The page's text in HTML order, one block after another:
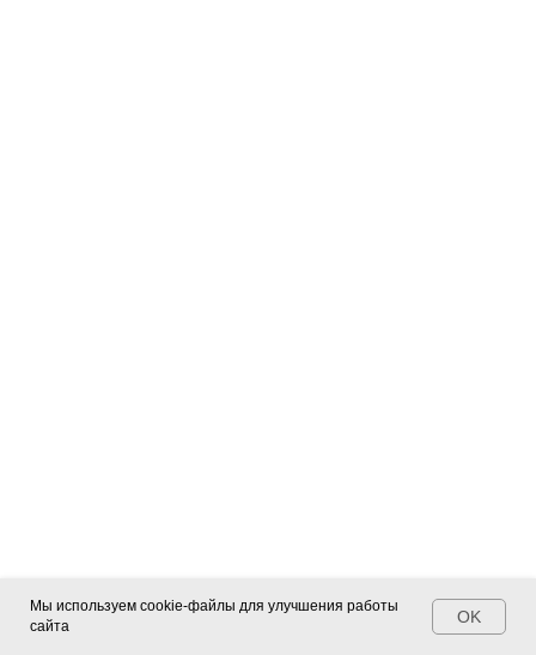
Мы используем cookie-файлы для улучшения работы
сайта
OK